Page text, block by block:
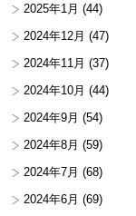
2025年1月 (44)
2024年12月 (47)
2024年11月 (37)
2024年10月 (44)
2024年9月 (54)
2024年8月 (59)
2024年7月 (68)
2024年6月 (69)